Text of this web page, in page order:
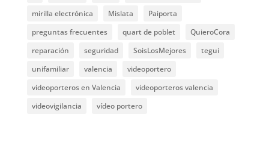
mirilla electrónica
Mislata
Paiporta
preguntas frecuentes
quart de poblet
QuieroCora
reparación
seguridad SoisLosMejores
tegui
unifamiliar
valencia
videoportero
videoporteros en Valencia
videoporteros valencia
videovigilancia
vídeo portero